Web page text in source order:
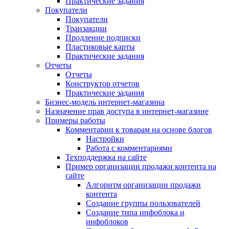
Покупатели
Покупатели
Транзакции
Продление подписки
Пластиковые карты
Практические задания
Отчеты
Отчеты
Конструктор отчетов
Практические задания
Бизнес-модель интернет-магазина
Назначение прав доступа в интернет-магазине
Примеры работы
Комментарии к товарам на основе блогов
Настройки
Работа с комментариями
Техподдержка на сайте
Пример организации продажи контента на
сайте
Алгоритм организации продажи
контента
Создание группы пользователей
Создание типа инфоблока и
инфоблоков